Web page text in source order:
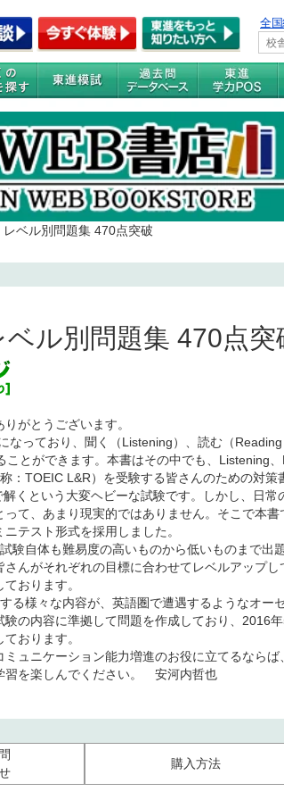
全国
ベル別問題集 470点突破
ル別問題集 470点突
がとうございます。
っており、聞く（Listening）、読む（Reading
とができます。本書はその中でも、Listening
：TOEIC L&R）を受験する皆さんのための対策
くという大変ヘビーな試験です。しかし、日常
て、あまり現実的ではありません。そこで本
テスト形式を採用しました。
自体も難易度の高いものから低いものまで出
んがそれぞれの目標に合わせてレベルアップ
おります。
る様々な内容が、英語圏で遭遇するようなオー
の内容に準拠して問題を作成しており、2016
おります。
ュニケーション能力増進のお役に立てるならば
習を楽しんでください。 安河内哲也
購入方法